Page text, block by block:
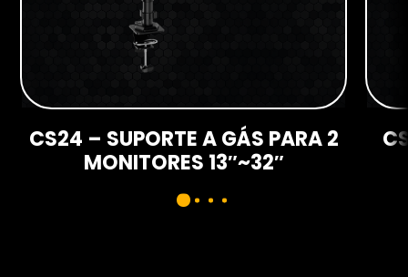
CS24 – SUPORTE A GÁS PARA 2
MONITORES 13″~32″